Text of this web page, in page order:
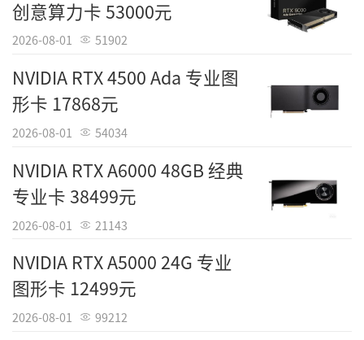
创意算力卡 53000元
2026-08-01 51902
NVIDIA RTX 4500 Ada 专业图
形卡 17868元
2026-08-01 54034
NVIDIA RTX A6000 48GB 经典
专业卡 38499元
2026-08-01 21143
NVIDIA RTX A5000 24G 专业
图形卡 12499元
2026-08-01 99212